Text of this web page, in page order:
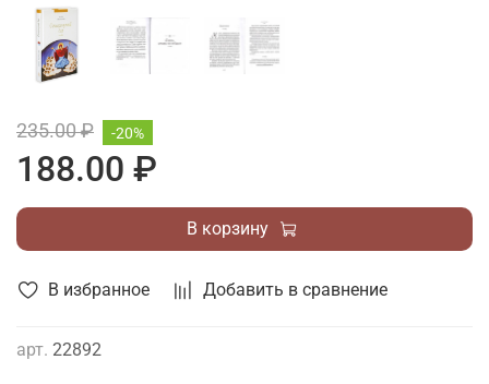
В избранное Добавить в сравнение
арт. 22892
235.00 ₽
188.00 ₽
-20%
В корзину